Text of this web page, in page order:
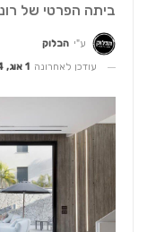
ביתה הפרטי של
ע"י הבלוק
עודכן לאחרונה
1 אוג, 2024